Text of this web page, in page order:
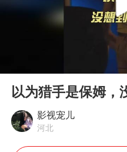
武契
“伊
上海
Play
以为猎手是保姆，
影视宠儿
河北